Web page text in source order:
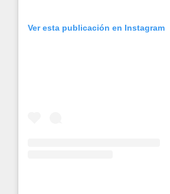
Ver esta publicación en Instagram